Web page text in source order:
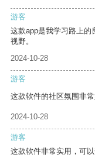
游客
这款app是我学习路上的
视野。
2024-10-28
游客
这款软件的社区氛围非
2024-10-28
游客
这款软件非常实用，可